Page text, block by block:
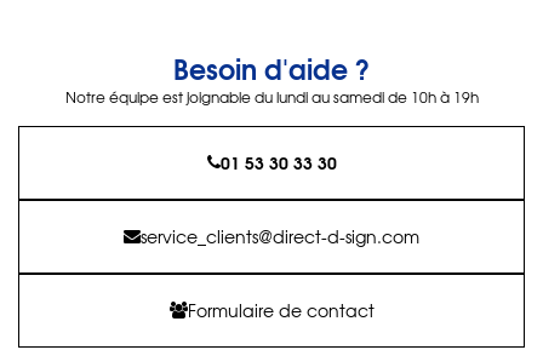
Besoin d'aide ?
Notre équipe est joignable du lundi au samedi de 10h à 19h
01 53 30 33 30
service_clients@direct-d-sign.com
Formulaire de contact